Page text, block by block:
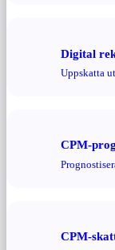
Digital
Uppskatta
CPM-
CPM-